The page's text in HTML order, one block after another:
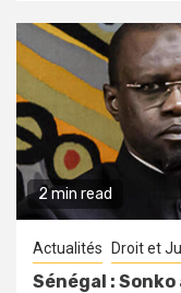
2 min read
Actualités Droit et
Sénégal :